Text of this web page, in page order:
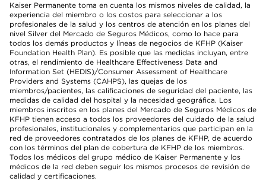
Kaiser Permanente toma en cuenta los mismos niveles de calidad, la
experiencia del miembro o los costos para seleccionar a los
profesionales de la salud y los centros de atención en los planes del
nivel Silver del Mercado de Seguros Médicos, como lo hace para
todos los demás productos y líneas de negocios de KFHP (Kaiser
Foundation Health Plan). Es posible que las medidas incluyan, entre
otras, el rendimiento de Healthcare Effectiveness Data and
Information Set (HEDIS)/Consumer Assessment of Healthcare
Providers and Systems (CAHPS), las quejas de los
miembros/pacientes, las calificaciones de seguridad del paciente, las
medidas de calidad del hospital y la necesidad geográfica. Los
miembros inscritos en los planes del Mercado de Seguros Médicos de
KFHP tienen acceso a todos los proveedores del cuidado de la salud
profesionales, institucionales y complementarios que participan en la
red de proveedores contratados de los planes de KFHP, de acuerdo
con los términos del plan de cobertura de KFHP de los miembros.
Todos los médicos del grupo médico de Kaiser Permanente y los
médicos de la red deben seguir los mismos procesos de revisión de
calidad y certificaciones.